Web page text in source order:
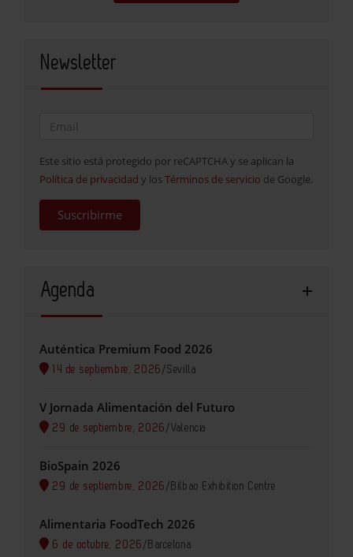
Newsletter
Este sitio está protegido por reCAPTCHA y se aplican la
Política de privacidad y los Términos de servicio de Google.
Suscribirme
Agenda
Auténtica Premium Food 2026
14 de septiembre, 2026 /Sevilla
V Jornada Alimentación del Futuro
29 de septiembre, 2026 /Valencia
BioSpain 2026
29 de septiembre, 2026 / Bilbao Exhibition Centre
Alimentaria FoodTech 2026
6 de octubre, 2026 / Barcelona